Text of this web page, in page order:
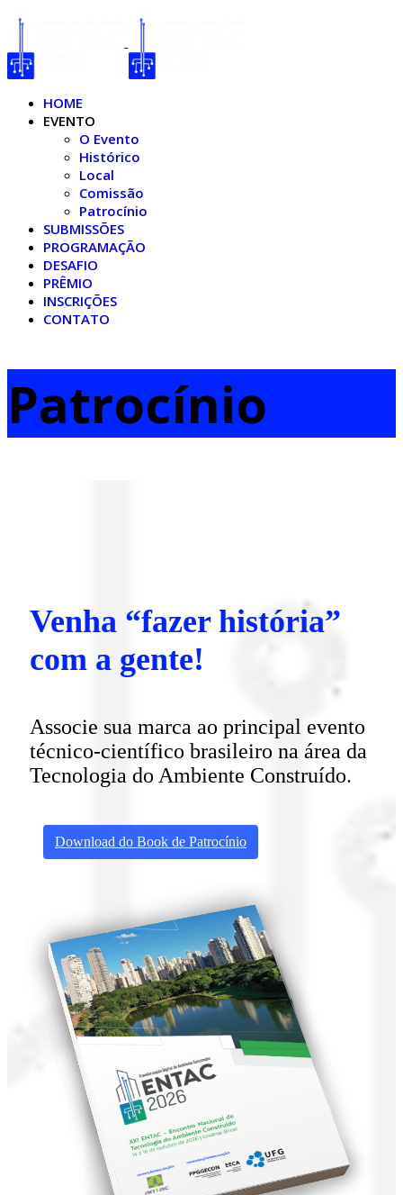
HOME
EVENTO
O Evento
Histórico
Local
Comissão
Patrocínio
SUBMISSÕES
PROGRAMAÇÃO
DESAFIO
PRÊMIO
INSCRIÇÕES
CONTATO
Patrocínio
Venha “fazer história”
com a gente!
Associe sua marca ao principal evento
técnico-científico brasileiro na área da
Tecnologia do Ambiente Construído.
Download do Book de Patrocínio